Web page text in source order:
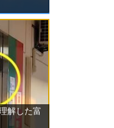
解した富